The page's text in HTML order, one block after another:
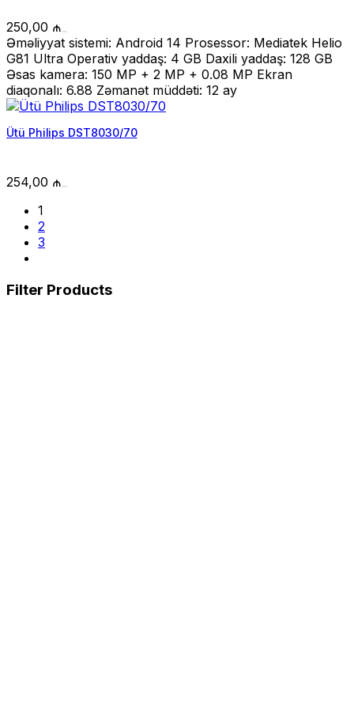
250,00 ₼
Əməliyyat sistemi: Android 14 Prosessor: Mediatek Helio
G81 Ultra Operativ yaddaş: 4 GB Daxili yaddaş: 128 GB
Əsas kamera: 150 MP + 2 MP + 0.08 MP Ekran
diaqonalı: 6.88 Zəmanət müddəti: 12 ay
Ütü Philips DST8030/70
254,00 ₼
1
2
3
Filter Products